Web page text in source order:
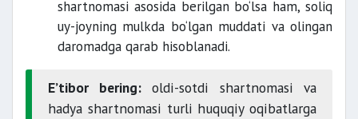
shartnomasi asosida berilgan bo‘lsa ham, soliq
uy-joyning mulkda bo‘lgan muddati va olingan
daromadga qarab hisoblanadi.
E’tibor bering:oldi-sotdi shartnomasi va
hadya shartnomasi turli huquqiy oqibatlarga